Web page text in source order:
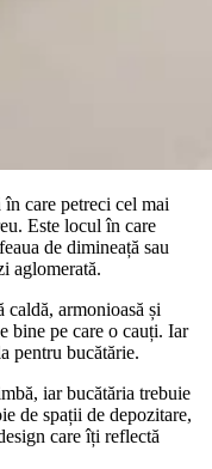
care petreci cel mai
Este locul în care
de dimineață sau
aglomerată.
caldă, armonioasă și
bine pe care o cauți. Iar
pentru bucătărie.
iar bucătăria trebuie
de spații de depozitare,
care îți reflectă